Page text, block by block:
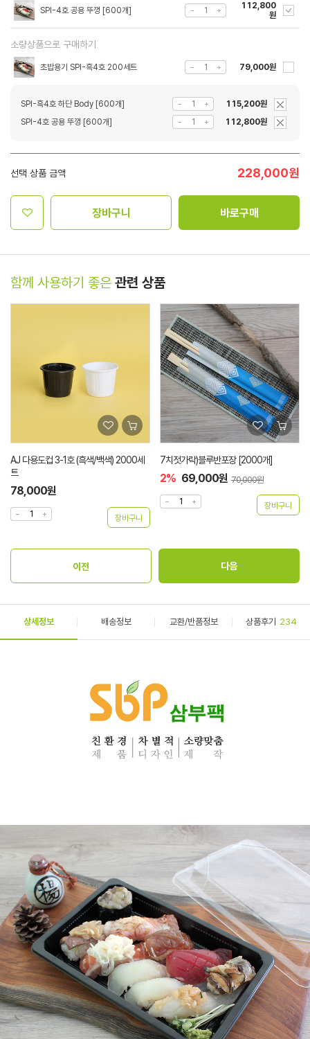
SPI-4호 공용 뚜껑 [600개]
112,800
원
소량상품으로 구매하기
초밥용기 SPI-흑4호 200세트 79,000원
SPI-흑4호 하단 Body [600개]
115,200원
SPI-4호 공용 뚜껑 [600개]
112,800원
선택 상품 금액 228,000원
장바구니 바로구매
함께 사용하기 좋은 관련 상품
AJ 다용도컵 3-1호 (흑색/백색) 2000세
트
78,000원
7치젓가락)블루반포장 [2000개]
2% 69,000원 70,000원
상세정보 배송정보 교환/반품정보 상품후기 234